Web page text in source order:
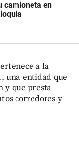
camioneta en
a la
una entidad que
y que presta
corredores y